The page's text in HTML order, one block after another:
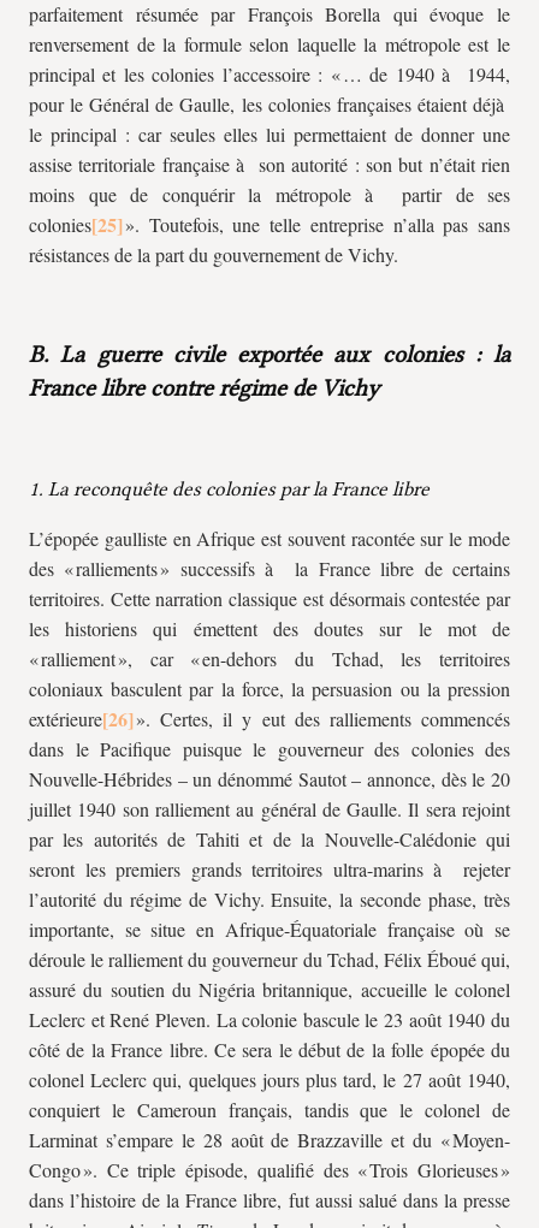
parfaitement résumée par François Borella qui évoque le
renversement de la formule selon laquelle la métropole est le
principal et les colonies l’accessoire : « … de 1940 à 1944,
pour le Général de Gaulle, les colonies françaises étaient déjà
le principal : car seules elles lui permettaient de donner une
assise territoriale française à son autorité : son but n’était rien
moins que de conquérir la métropole à partir de ses
colonies
». Toutefois, une telle entreprise n’alla pas sans
résistances de la part du gouvernement de Vichy.
B. La guerre civile exportée aux colonies : la
France libre contre régime de Vichy
1. La reconquête des colonies par la France libre
L’épopée gaulliste en Afrique est souvent racontée sur le mode
des « ralliements » successifs à la France libre de certains
territoires. Cette narration classique est désormais contestée par
les historiens qui émettent des doutes sur le mot de
« ralliement », car « en-dehors du Tchad, les territoires
coloniaux basculent par la force, la persuasion ou la pression
extérieure
». Certes, il y eut des ralliements commencés
dans le Pacifique puisque le gouverneur des colonies des
Nouvelle-Hébrides – un dénommé Sautot – annonce, dès le 20
juillet 1940 son ralliement au général de Gaulle. Il sera rejoint
par les autorités de Tahiti et de la Nouvelle-Calédonie qui
seront les premiers grands territoires ultra-marins à rejeter
l’autorité du régime de Vichy. Ensuite, la seconde phase, très
importante, se situe en Afrique-Équatoriale française où se
déroule le ralliement du gouverneur du Tchad, Félix Éboué qui,
assuré du soutien du Nigéria britannique, accueille le colonel
Leclerc et René Pleven. La colonie bascule le 23 août 1940 du
côté de la France libre. Ce sera le début de la folle épopée du
colonel Leclerc qui, quelques jours plus tard, le 27 août 1940,
conquiert le Cameroun français, tandis que le colonel de
Larminat s’empare le 28 août de Brazzaville et du « Moyen-
Congo ». Ce triple épisode, qualifié des « Trois Glorieuses »
dans l’histoire de la France libre, fut aussi salué dans la presse